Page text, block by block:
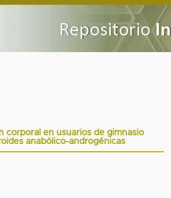
corporal en usuarios de gimnasio
anabólico-androgénicas